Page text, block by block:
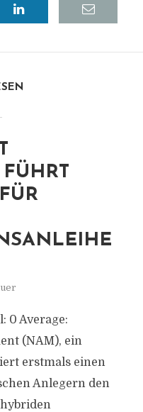
0 Average:
(NAM), ein
erstmals einen
Anlegern den